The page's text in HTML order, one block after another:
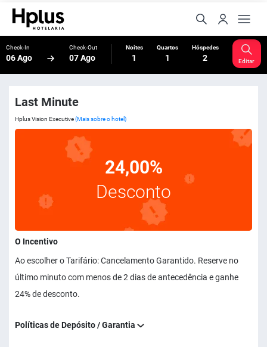
Check-In
06 Ago
Check-Out
07 Ago
Noites
1
Quartos
1
Hóspedes
2 Editar
Last Minute
Hplus Vision Executive(Mais sobre o hotel)
24,00%
Desconto
O Incentivo
Ao escolher o Tarifário: Cancelamento Garantido. Reserve no
último minuto com menos de 2 dias de antecedência e ganhe
24% de desconto.
Políticas de Depósito / Garantia